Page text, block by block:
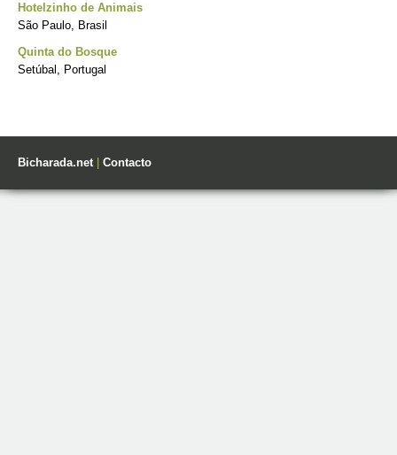
Hotelzinho de Animais
São Paulo, Brasil
Quinta do Bosque
Setúbal, Portugal
Bicharada.net| Contacto